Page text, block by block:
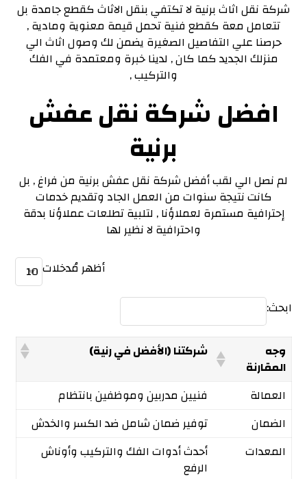
شركة نقل اثاث برنية لا تكتفي بنقل الاثاث كقطع جامدة بل
تتعامل معة كقطع فنية تحمل قيمة معنوية ومادية ,
حرصنا علي التفاصيل الصغيرة يضمن لك وصول اثاث الي
منزلك الجديد كما كان , لدينا خبرة ومعتمدة في الفك
والتركيب ,
افضل شركة نقل عفش
برنية
لم نصل الي لقب أفضل شركة نقل عفش برنية من فراغ , بل
كانت نتيجة سنوات من العمل الجاد وتقديم خدمات
إحترافية مستمرة لعملاؤنا , لتلبية تطلعات عملاؤنا بدقة
واحترافية لا نظير لها
أظهر مُدخلات
ابحث:
وجه
المقارنة
شركتنا (الأفضل في رنية)
العمالة
فنيين مدربين وموظفين بانتظام
الضمان
توفير ضمان شامل ضد الكسر والخدش
المعدات
أحدث أدوات الفك والتركيب وأوناش
الرفع